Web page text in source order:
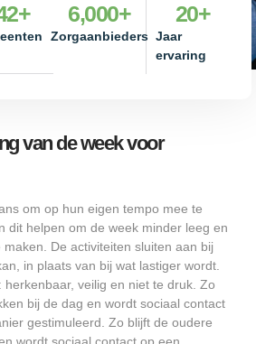
+
Zorgaanbieders
6,000+
Jaar
ervaring
20+
van de week voor
om op hun eigen tempo mee te
dit helpen om de week minder leeg en
De activiteiten sluiten aan bij
in plaats van bij wat lastiger wordt.
herkenbaar, veilig en niet te druk. Zo
bij de dag en wordt sociaal contact
gestimuleerd. Zo blijft de oudere